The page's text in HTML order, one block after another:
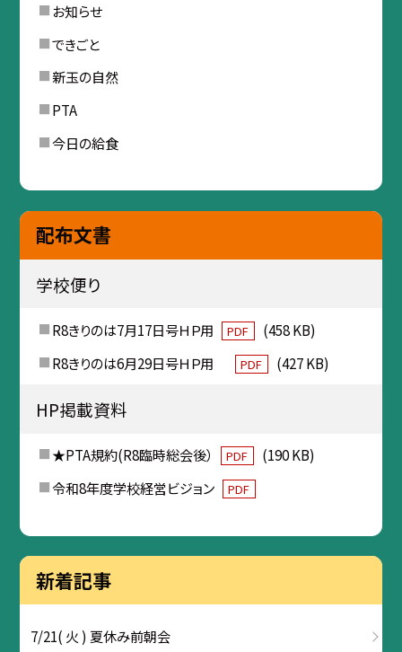
お知らせ
できごと
新玉の自然
PTA
今日の給食
配布文書
学校便り
R8きりのは7月17日号ＨＰ用 PDF
(458 KB)
R8きりのは6月29日号ＨＰ用
PDF (427 KB)
HP掲載資料
★PTA規約(R8臨時総会後） PDF
(190 KB)
令和8年度学校経営ビジョン
PDF
新着記事
7/21( 火 ) 夏休み前朝会